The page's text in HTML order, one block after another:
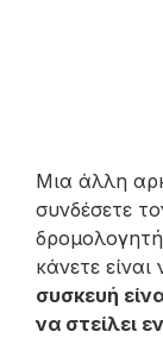
Μια άλλη
συνδέσετε
κάνετε
συσκευή
να στείλει